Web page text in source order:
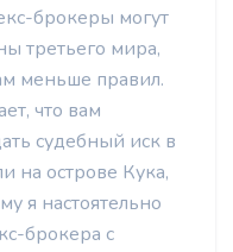
брокеры могут
третьего мира,
меньше правил.
что вам
судебный иск в
на острове Кука,
я настоятельно
брокера с